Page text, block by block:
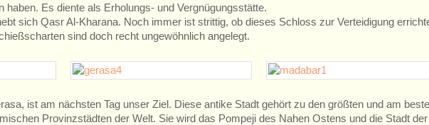
haben. Es diente als Erholungs- und Vergnügungsstätte.
sich Qasr Al-Kharana. Noch immer ist strittig, ob dieses Schloss zur Verteidigung
sind doch recht ungewöhnlich angelegt.
ist am nächsten Tag unser Ziel. Diese antike Stadt gehört zu den größten und am
Provinzstädten der Welt. Sie wird das Pompeji des Nahen Ostens und die Stadt